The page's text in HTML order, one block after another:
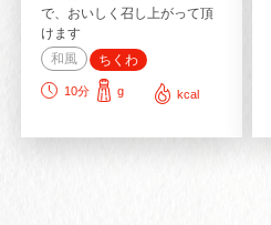
で、おいしく召し上がって頂
けます
和風
ちくわ
10分 g kcal